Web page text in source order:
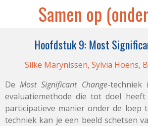
Samen op
Hoofdstuk 9: Most
Silke Marynissen, Sylvia Hoens,
DeMost Significant Change-techniek
evaluatiemethode die tot doel
participatieve manier onder de loep
techniek kan je een beeld schetsen